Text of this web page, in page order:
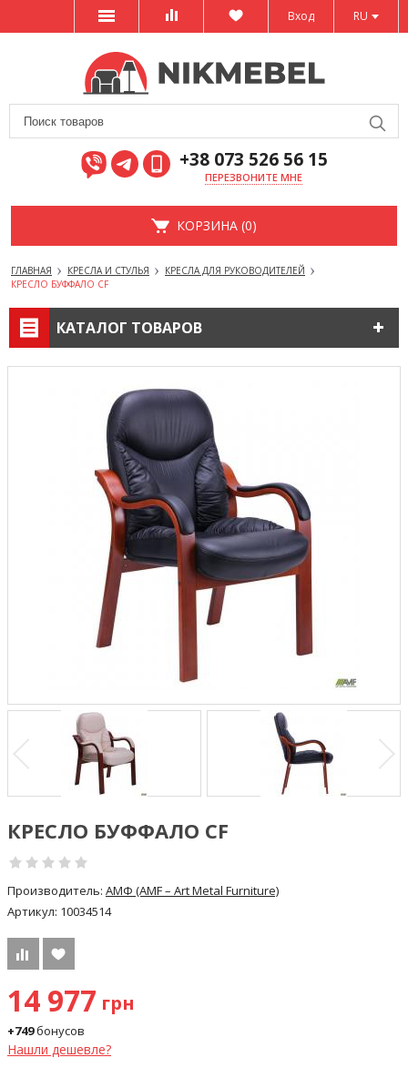
RU
Вход
+38 073 526 56 15
ПЕРЕЗВОНИТЕ МНЕ
КОРЗИНА (0)
ГЛАВНАЯ КРЕСЛА И СТУЛЬЯ
КРЕСЛА ДЛЯ РУКОВОДИТЕЛЕЙ
КРЕСЛО БУФФАЛО CF
КАТАЛОГ ТОВАРОВ
КРЕСЛО БУФФАЛО CF
Производитель: АМФ (AMF – Art Metal Furniture)
Артикул: 10034514
14 977 грн
+749бонусов
Нашли дешевле?